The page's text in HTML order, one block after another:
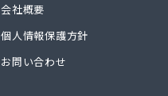
会社概要
個人情報保護方針
お問い合わせ